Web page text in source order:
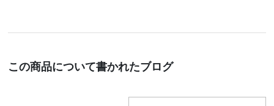
この商品について書かれたブログ